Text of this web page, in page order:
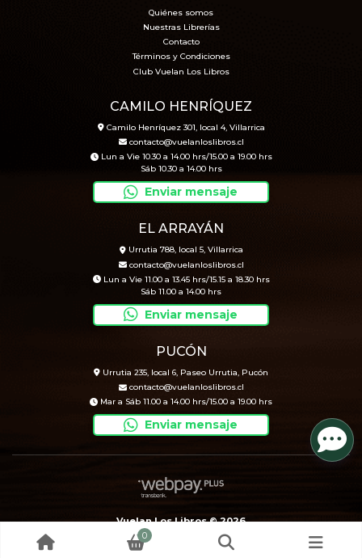
Quiénes somos
Nuestras Librerías
Contacto
Términos y Condiciones
Club Vuelan Los Libros
CAMILO HENRÍQUEZ
Camilo Henríquez 301, local 4, Villarrica
contacto@vuelanloslibros.cl
Lun a Vie 10.30 a 14.00 hrs/15.00 a 19.00 hrs
Sáb 10.30 a 14.00 hrs
Enviar mensaje
EL ARRAYÁN
Urrutia 788, local 5, Villarrica
contacto@vuelanloslibros.cl
Lun a Vie 11.00 a 13.45 hrs/15.15 a 18.30 hrs
Sáb 11.00 a 14.00 hrs
Enviar mensaje
PUCÓN
Urrutia 235, local 6, Paseo Urrutia, Pucón
contacto@vuelanloslibros.cl
Mar a Sáb 11.00 a 14.00 hrs/15.00 a 19.00 hrs
Enviar mensaje
Vuelan Los Libros © 2026
Creado por
Bsale
0